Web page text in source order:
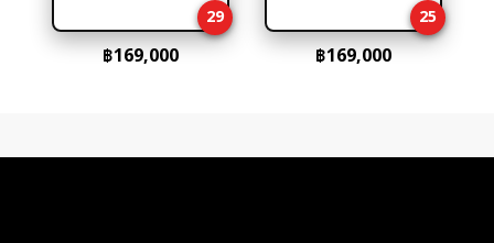
cart
29
฿169,000
cart
25
฿169,000